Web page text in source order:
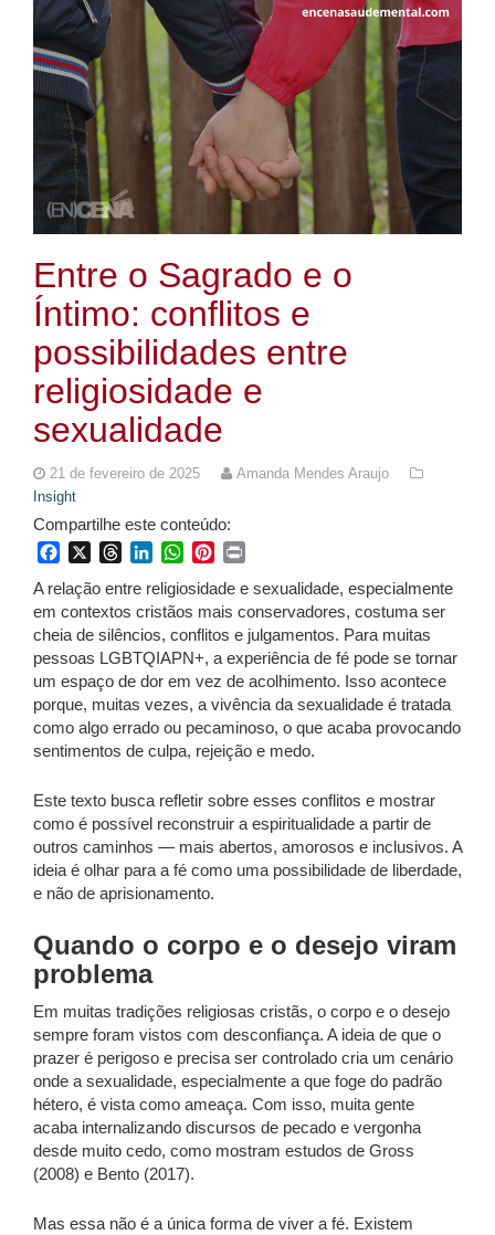
Entre o Sagrado e o
Íntimo: conflitos e
possibilidades entre
religiosidade e
sexualidade
21 de fevereiro de 2025
Amanda Mendes Araujo
Insight
Compartilhe este conteúdo:
FacebookThreadsLinkedInWhatsApp
Pinterest
A relação entre religiosidade e sexualidade, especialmente
em contextos cristãos mais conservadores, costuma ser
cheia de silêncios, conflitos e julgamentos. Para muitas
pessoas LGBTQIAPN+, a experiência de fé pode se tornar
um espaço de dor em vez de acolhimento. Isso acontece
porque, muitas vezes, a vivência da sexualidade é tratada
como algo errado ou pecaminoso, o que acaba provocando
sentimentos de culpa, rejeição e medo.
Este texto busca refletir sobre esses conflitos e mostrar
como é possível reconstruir a espiritualidade a partir de
outros caminhos — mais abertos, amorosos e inclusivos. A
ideia é olhar para a fé como uma possibilidade de liberdade,
e não de aprisionamento.
Quando o corpo e o desejo viram
problema
Em muitas tradições religiosas cristãs, o corpo e o desejo
sempre foram vistos com desconfiança. A ideia de que o
prazer é perigoso e precisa ser controlado cria um cenário
onde a sexualidade, especialmente a que foge do padrão
hétero, é vista como ameaça. Com isso, muita gente
acaba internalizando discursos de pecado e vergonha
desde muito cedo, como mostram estudos de Gross
(2008) e Bento (2017).
Mas essa não é a única forma de viver a fé. Existem